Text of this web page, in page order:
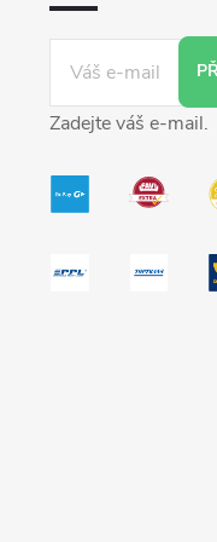
Zadejte váš e-mail.